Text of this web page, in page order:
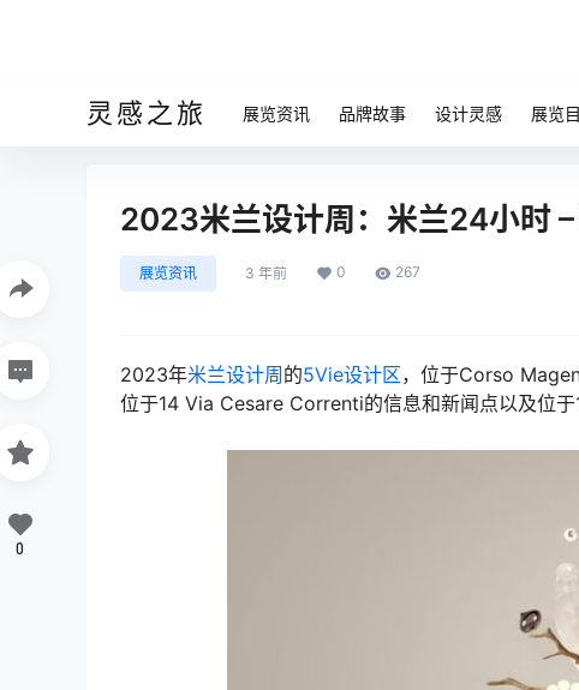
灵感之旅 展览资讯 品牌故事 设计灵感 展览
2023米兰设计周：米兰24小时
展览资讯 3 年前 0 267
2023年米兰设计周 的5Vie设计区，位于Corso
位于14 Via Cesare Correnti的信息和新闻点以及位
0